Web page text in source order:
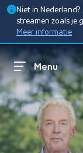
Niet in
streamen zoals je
Meer informatie
Menu